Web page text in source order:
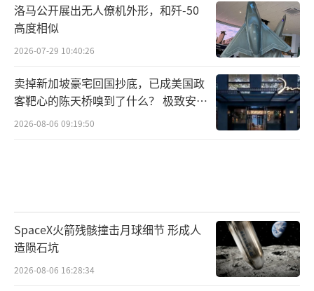
洛马公开展出无人僚机外形，和歼-50
高度相似
2026-07-29 10:40:26
卖掉新加坡豪宅回国抄底，已成美国政
客靶心的陈天桥嗅到了什么？ 极致安全
的追寻
2026-08-06 09:19:50
SpaceX火箭残骸撞击月球细节 形成人
造陨石坑
2026-08-06 16:28:34